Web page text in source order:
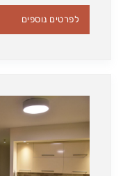
לפרטים נוספים